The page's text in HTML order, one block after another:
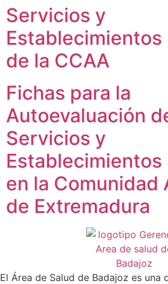
Servicios y
Establecimientos
de la CCAA
Fichas para la
Autoevaluación
Servicios y
Establecimientos
en la Comunidad
de Extremadura
El Área de Salud de Badajoz es una